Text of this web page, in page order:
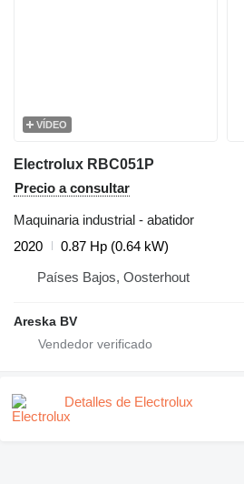
VÍDEO
Electrolux RBC051P
Precio a consultar
Maquinaria industrial - abatidor
2020
0.87 Hp (0.64 kW)
Países Bajos, Oosterhout
Areska BV
Detalles de Electrolux